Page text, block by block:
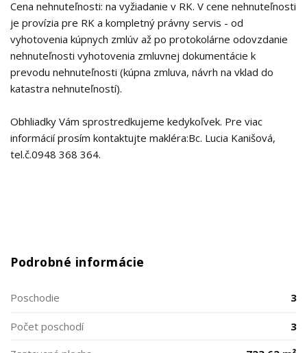
Cena nehnuteľnosti: na vyžiadanie v RK. V cene nehnuteľnosti
je provízia pre RK a kompletný právny servis - od
vyhotovenia kúpnych zmlúv až po protokolárne odovzdanie
nehnuteľnosti vyhotovenia zmluvnej dokumentácie k
prevodu nehnuteľnosti (kúpna zmluva, návrh na vklad do
katastra nehnuteľností).
Obhliadky Vám sprostredkujeme kedykoľvek. Pre viac
informácií prosím kontaktujte makléra:Bc. Lucia Kanišová,
tel.č.0948 368 364.
Podrobné informácie
Poschodie 3
Počet poschodí
3